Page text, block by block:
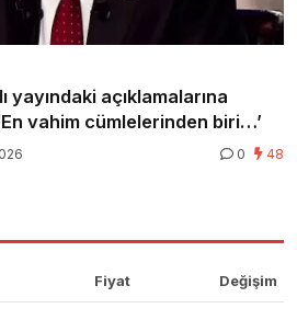
yayındaki açıklamalarına
vahim cümlelerinden biri…’
0 48
Fiyat Değişim